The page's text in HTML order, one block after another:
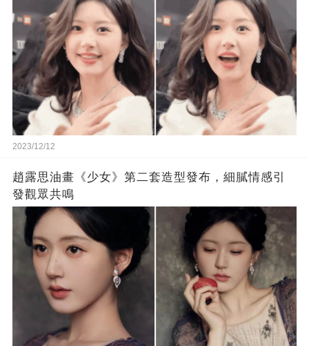
2023/12/12
趙露思油畫《少女》第二套造型發布，細膩情感引
發觀眾共鳴